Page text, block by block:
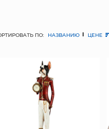
ПО: НАЗВАНИЮ ЦЕНЕ